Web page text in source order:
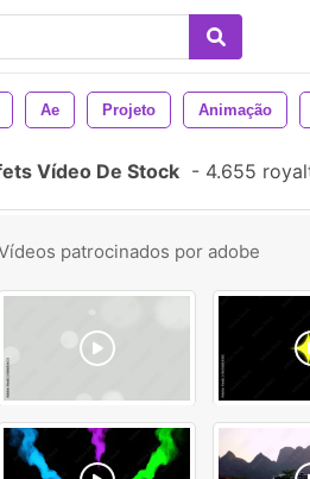
Ae Projeto Animação
Vídeo De Stock - 4.655
patrocinados por adobe